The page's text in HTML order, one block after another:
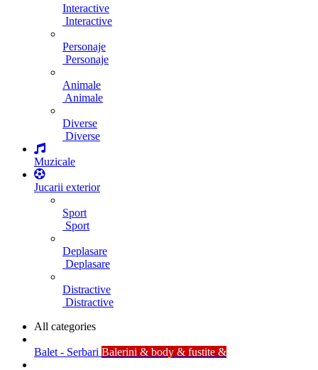
Interactive
Interactive
Personaje
Personaje
Animale
Animale
Diverse
Diverse
Muzicale
Jucarii exterior
Sport
Sport
Deplasare
Deplasare
Distractive
Distractive
All categories
Balet - Serbari Balerini & body & fustite &